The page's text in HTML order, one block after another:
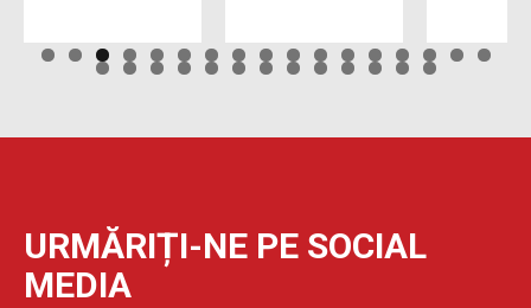
URMĂRIȚI-NE PE SOCIAL
MEDIA